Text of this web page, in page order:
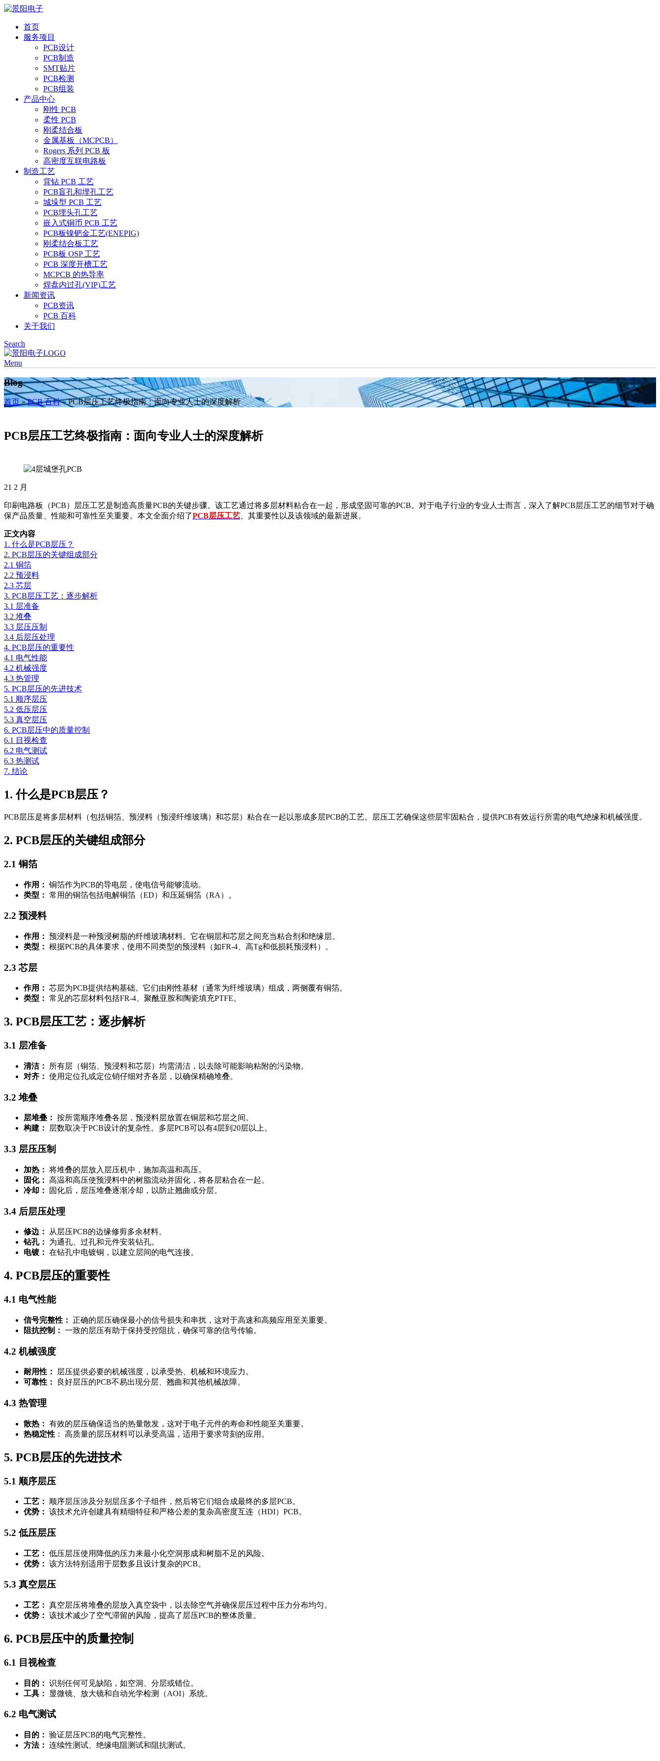
首页
服务项目
PCB设计
PCB制造
SMT贴片
PCB检测
PCB组装
产品中心
刚性 PCB
柔性 PCB
刚柔结合板
金属基板（MCPCB）
Rogers 系列 PCB 板
高密度互联电路板
制造工艺
背钻 PCB 工艺
PCB盲孔和埋孔工艺
城垛型 PCB 工艺
PCB埋头孔工艺
嵌入式铜币 PCB 工艺
PCB板镍钯金工艺(ENEPIG)
刚柔结合板工艺
PCB板 OSP 工艺
PCB 深度开槽工艺
MCPCB 的热导率
焊盘内过孔(VIP)工艺
新闻资讯
PCB资讯
PCB 百科
关于我们
Search
Menu
Blog
首页»PCB 百科»PCB层压工艺终极指南：面向专业人士的深度解析
PCB层压工艺终极指南：面向专业人士的深度解析
21 2 月
印刷电路板（PCB）层压工艺是制造高质量PCB的关键步骤。该工艺通过将多层材料粘合在一起，形成坚固可靠的PCB。对于电子行业的专业人士而言，深入了解PCB层压工艺的细节对于确
保产品质量、性能和可靠性至关重要。本文全面介绍了PCB层压工艺 、其重要性以及该领域的最新进展。
正文内容
1. 什么是PCB层压？
2. PCB层压的关键组成部分
2.1 铜箔
2.2 预浸料
2.3 芯层
3. PCB层压工艺：逐步解析
3.1 层准备
3.2 堆叠
3.3 层压压制
3.4 后层压处理
4. PCB层压的重要性
4.1 电气性能
4.2 机械强度
4.3 热管理
5. PCB层压的先进技术
5.1 顺序层压
5.2 低压层压
5.3 真空层压
6. PCB层压中的质量控制
6.1 目视检查
6.2 电气测试
6.3 热测试
7. 结论
1. 什么是PCB层压？
PCB层压是将多层材料（包括铜箔、预浸料（预浸纤维玻璃）和芯层）粘合在一起以形成多层PCB的工艺。层压工艺确保这些层牢固粘合，提供PCB有效运行所需的电气绝缘和机械强度。
2. PCB层压的关键组成部分
2.1 铜箔
作用： 铜箔作为PCB的导电层，使电信号能够流动。
类型： 常用的铜箔包括电解铜箔（ED）和压延铜箔（RA）。
2.2 预浸料
作用： 预浸料是一种预浸树脂的纤维玻璃材料。它在铜层和芯层之间充当粘合剂和绝缘层。
类型： 根据PCB的具体要求，使用不同类型的预浸料（如FR-4、高Tg和低损耗预浸料）。
2.3 芯层
作用： 芯层为PCB提供结构基础。它们由刚性基材（通常为纤维玻璃）组成，两侧覆有铜箔。
类型： 常见的芯层材料包括FR-4、聚酰亚胺和陶瓷填充PTFE。
3. PCB层压工艺：逐步解析
3.1 层准备
清洁：
所有层（铜箔、预浸料和芯层）均需清洁，以去除可能影响粘附的污染物。
对齐： 使用定位孔或定位销仔细对齐各层，以确保精确堆叠。
3.2 堆叠
层堆叠： 按所需顺序堆叠各层，预浸料层放置在铜层和芯层之间。
构建：
层数取决于PCB设计的复杂性。多层PCB可以有4层到20层以上。
3.3 层压压制
加热： 将堆叠的层放入层压机中，施加高温和高压。
固化： 高温和高压使预浸料中的树脂流动并固化，将各层粘合在一起。
冷却：
固化后，层压堆叠逐渐冷却，以防止翘曲或分层。
3.4 后层压处理
修边：
从层压PCB的边缘修剪多余材料。
钻孔：
为通孔、过孔和元件安装钻孔。
电镀： 在钻孔中电镀铜，以建立层间的电气连接。
4. PCB层压的重要性
4.1 电气性能
信号完整性：
正确的层压确保最小的信号损失和串扰，这对于高速和高频应用至关重要。
阻抗控制： 一致的层压有助于保持受控阻抗，确保可靠的信号传输。
4.2 机械强度
耐用性：
层压提供必要的机械强度，以承受热、机械和环境应力。
可靠性：
良好层压的PCB不易出现分层、翘曲和其他机械故障。
4.3 热管理
散热： 有效的层压确保适当的热量散发，这对于电子元件的寿命和性能至关重要。
热稳定性 ： 高质量的层压材料可以承受高温，适用于要求苛刻的应用。
5. PCB层压的先进技术
5.1 顺序层压
工艺：
顺序层压涉及分别层压多个子组件，然后将它们组合成最终的多层PCB。
优势： 该技术允许创建具有精细特征和严格公差的复杂高密度互连（HDI）PCB。
5.2 低压层压
工艺： 低压层压使用降低的压力来最小化空洞形成和树脂不足的风险。
优势： 该方法特别适用于层数多且设计复杂的PCB。
5.3 真空层压
工艺： 真空层压将堆叠的层放入真空袋中，以去除空气并确保层压过程中压力分布均匀。
优势： 该技术减少了空气滞留的风险，提高了层压PCB的整体质量。
6. PCB层压中的质量控制
6.1 目视检查
目的： 识别任何可见缺陷，如空洞、分层或错位。
工具：
显微镜、放大镜和自动光学检测（AOI）系统。
6.2 电气测试
目的： 验证层压PCB的电气完整性。
方法： 连续性测试、绝缘电阻测试和阻抗测试。